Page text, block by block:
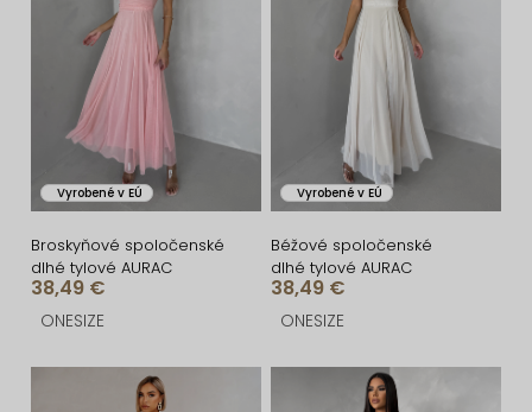
u
k
t
o
v
o
d
u
k
o
Vyrobené v EÚ
Broskyňové spoločenské
dlhé tylové AURAC
38,49 €
ONESIZE
Vyrobené v EÚ
Béžové spoločenské
dlhé tylové AURAC
38,49 €
ONESIZE